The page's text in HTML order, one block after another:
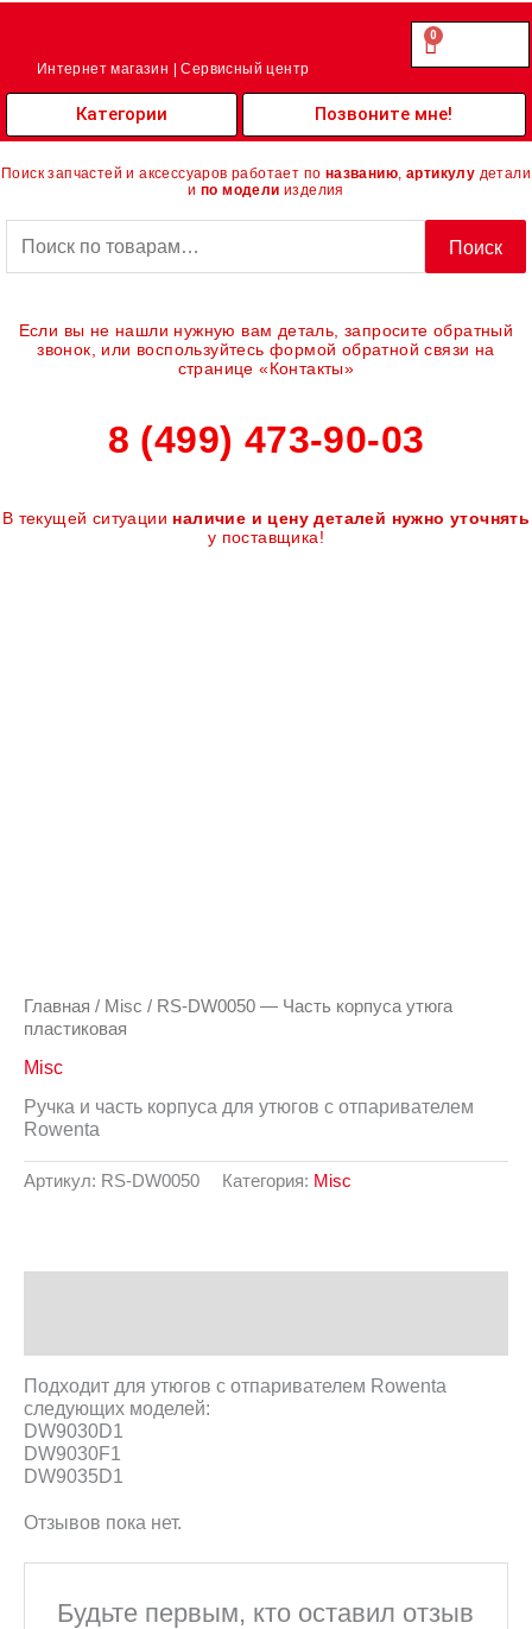
Перейти
Интернет магазин | Сервисный центр
0.00
0
Cart
Категории Позвоните мне!
Поиск запчастей и аксессуаров работает по названию артикулу детали
и по модели изделия
Поиск
Если вы не нашли нужную вам деталь, запросите обратный
звонок, или воспользуйтесь формой обратной связи на
странице «Контакты»
8 (499) 473-90-03
В текущей ситуации наличие и цену деталей нужно уточнять
у поставщика!
Главная / Misc / RS-DW0050 — Часть корпуса утюга
пластиковая
Misc
Ручка и часть корпуса для утюгов с отпаривателем
Rowenta
Артикул: RS-DW0050 Категория: Misc
Подходит для утюгов с отпаривателем Rowenta
следующих моделей:
DW9030D1
DW9030F1
DW9035D1
Отзывов пока нет.
Будьте первым, кто оставил отзыв